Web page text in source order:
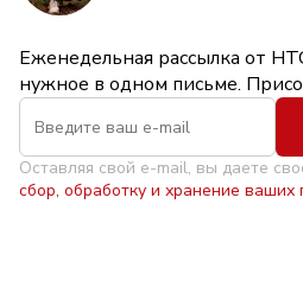
Еженедельная рассылка от
нужное в одном письме.
Оставляя свой e-mail, вы даете
сбор, обработку и хранение